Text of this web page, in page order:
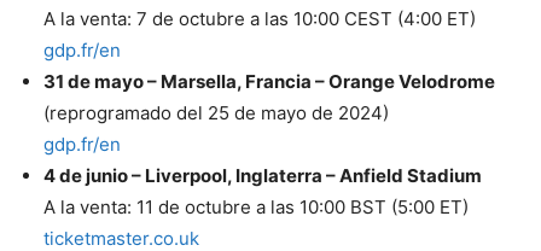
A la venta: 7 de octubre a las 10:00 CEST (4:00 ET)
gdp.fr/en
31 de mayo – Marsella, Francia – Orange Velodrome
(reprogramado del 25 de mayo de 2024)
gdp.fr/en
4 de junio – Liverpool, Inglaterra – Anfield Stadium
A la venta: 11 de octubre a las 10:00 BST (5:00 ET)
ticketmaster.co.uk